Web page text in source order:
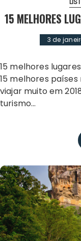
15 MELHORES
3 de
15 melhores lugares para viajar esse ano! A lista inclui os
15 melhores
viajar muito em
turismo…